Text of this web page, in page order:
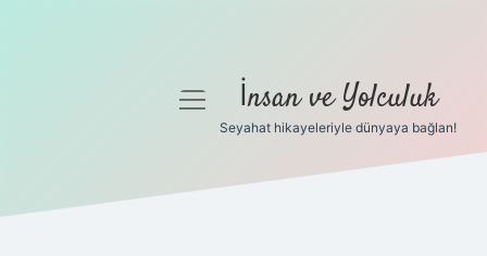
Gizlilik Politikası
menüyü İnsan ve Yolculuk
Seyahat hikayeleriyle dünyaya bağlan!